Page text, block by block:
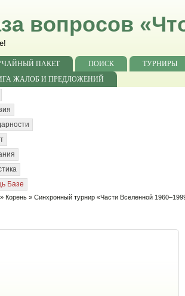
вопросов
ПАКЕТ ПОИСК
ТУРНИРЫ
ЖАЛОБ И ПРЕДЛОЖЕНИЙ
Базе
» Корень » Синхронный турнир «Части Вселенной